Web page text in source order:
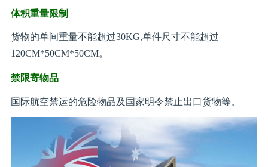
体积重量限制
货物的单间重量不能超过30KG,单件尺寸不能超过
120CM*50CM*50CM。
禁限寄物品
国际航空禁运的危险物品及国家明令禁止出口货物等。